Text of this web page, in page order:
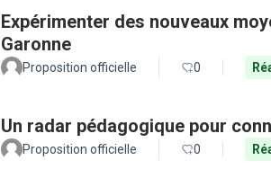
Expérimenter des nouveaux
Garonne
Proposition officielle 0
Un radar pédagogique pour
Proposition officielle 0